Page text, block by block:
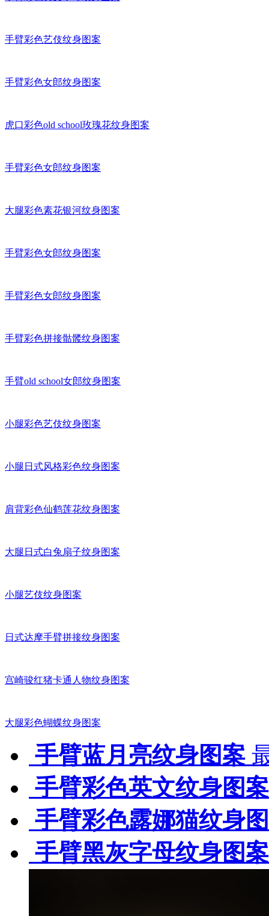
手臂彩色艺伎纹身图案
手臂彩色女郎纹身图案
虎口彩色old school玫瑰花纹身图案
手臂彩色女郎纹身图案
大腿彩色素花银河纹身图案
手臂彩色女郎纹身图案
手臂彩色女郎纹身图案
手臂彩色拼接骷髅纹身图案
手臂old school女郎纹身图案
小腿彩色艺伎纹身图案
小腿日式风格彩色纹身图案
肩背彩色仙鹤莲花纹身图案
大腿日式白兔扇子纹身图案
小腿艺伎纹身图案
日式达摩手臂拼接纹身图案
宫崎骏红猪卡通人物纹身图案
大腿彩色蝴蝶纹身图案
手臂蓝月亮纹身图案
手臂彩色英文纹身图案
手臂彩色露娜猫纹身
手臂黑灰字母纹身图案